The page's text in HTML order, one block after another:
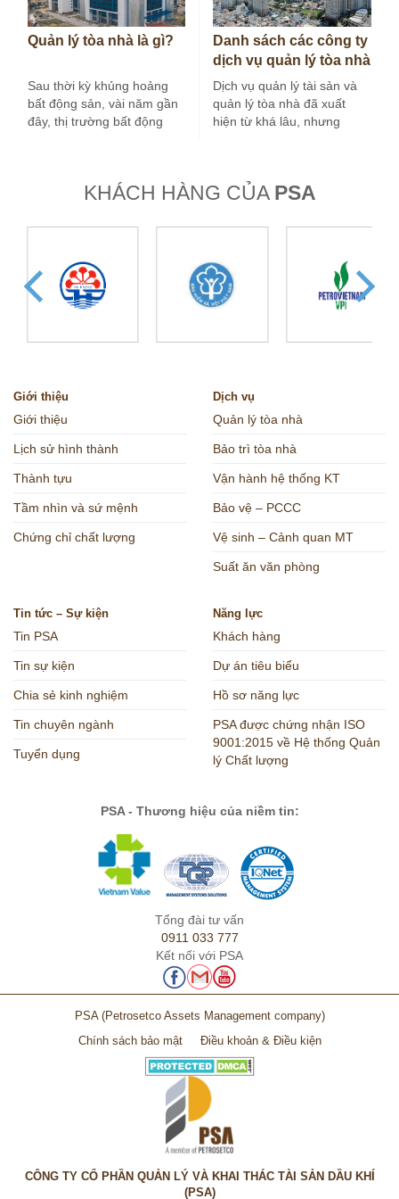
Quản lý tòa nhà là gì?
Sau thời kỳ khủng hoảng
bất động sản, vài năm gần
đây, thị trường bất động
Danh sách các công ty
dịch vụ quản lý tòa nhà
tại Hà Nội
Dịch vụ quản lý tài sản và
quản lý tòa nhà đã xuất
hiện từ khá lâu, nhưng
KHÁCH HÀNG CỦA PSA
Giới thiệu
Giới thiệu
Lịch sử hình thành
Thành tựu
Tầm nhìn và sứ mệnh
Chứng chỉ chất lượng
Dịch vụ
Quản lý tòa nhà
Bảo trì tòa nhà
Vận hành hệ thống KT
Bảo vệ – PCCC
Vệ sinh – Cảnh quan MT
Suất ăn văn phòng
Tin tức – Sự kiện
Tin PSA
Tin sự kiện
Chia sẻ kinh nghiệm
Tin chuyên ngành
Tuyển dụng
Năng lực
Khách hàng
Dự án tiêu biểu
Hồ sơ năng lực
PSA được chứng nhận ISO
9001:2015 về Hệ thống Quản
lý Chất lượng
PSA - Thương hiệu của niềm tin:
Tổng đài tư vấn
0911 033 777
Kết nối với PSA
PSA (Petrosetco Assets Management company)
Chính sách bảo mật
Điều khoản & Điều kiện
CÔNG TY CỔ PHẦN QUẢN LÝ VÀ KHAI THÁC TÀI SẢN DẦU KHÍ
(PSA)